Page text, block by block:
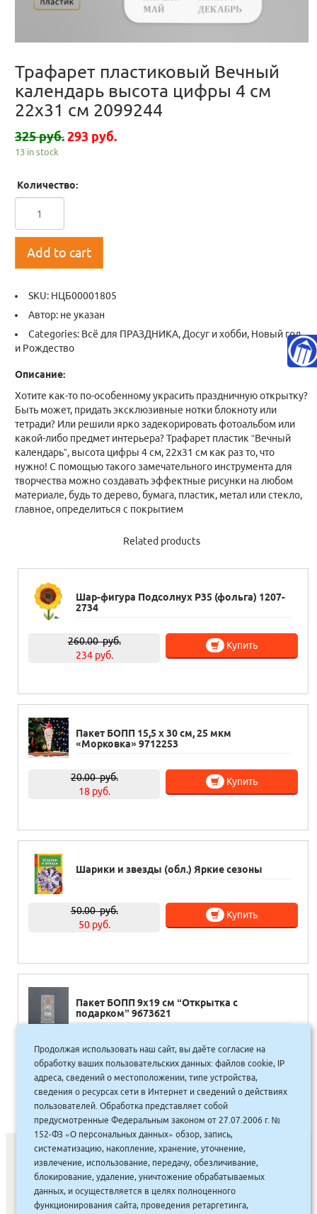
Трафарет пластиковый Вечный
календарь высота цифры 4 см
22х31 см 2099244
325 руб. 293 руб.
13 in stock
Количество:
Add to cart
SKU: НЦБ00001805
Автор: не указан
Categories: Всё для ПРАЗДНИКА,Досуг и хобби, Новый год
и Рождество
Описание:
Хотите как-то по-особенному украсить праздничную открытку?
Быть может, придать эксклюзивные нотки блокноту или
тетради? Или решили ярко задекорировать фотоальбом или
какой-либо предмет интерьера? Трафарет пластик “Вечный
календарь”, высота цифры 4 см, 22х31 см как раз то, что
нужно! С помощью такого замечательного инструмента для
творчества можно создавать эффектные рисунки на любом
материале, будь то дерево, бумага, пластик, метал или стекло,
главное, определиться с покрытием
Related products
Шар-фигура Подсолнух Р35 (фольга) 1207-
2734
260.00руб.
234 руб.
Купить
Пакет БОПП 15,5 х 30 см, 25 мкм
«Морковка» 9712253
20.00руб.
18 руб.
Купить
Шарики и звезды (обл.) Яркие сезоны
50.00руб.
50 руб.
Купить
Пакет БОПП 9х19 см “Открытка с
подарком” 9673621
20.00руб.
18 руб.
Купить
СОНУННАР| КОМПАНИЯ ТУҺУНАН |МАҔАҺЫЫННАР
АКЦИЯЛАР|ДИСКОНТНАЙ СИСТЕМА|ЮРИДИЧЕСКАЙ
Продолжая использовать наш сайт, вы даёте согласие на
обработку ваших пользовательских данных: файлов cookie, IP
адреса, сведений о местоположении, типе устройства,
сведения о ресурсах сети в Интернет и сведений о действиях
пользователей. Обработка представляет собой
предусмотренные Федеральным законом от 27.07.2006 г. №
152-ФЗ «О персональных данных» обзор, запись,
систематизацию, накопление, хранение, уточнение,
извлечение, использование, передачу, обезличивание,
блокирование, удаление, уничтожение обрабатываемых
данных, и осуществляется в целях полноценного
функционирования сайта, проведения ретаргетинга,